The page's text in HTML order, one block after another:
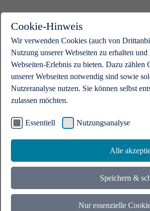
Cookie-Hinweis
Wir verwenden Cookies (auch von
Nutzung unserer Webseiten zu erhalten
Webseiten-Erlebnis zu bieten. Dazu zählen
unserer Webseiten notwendig sind sowie
Nutzeranalyse nutzen. Sie können selbst
zulassen möchten.
Essentiell Nutzungsanalyse
Alle
Speichern &
Nur essenzielle